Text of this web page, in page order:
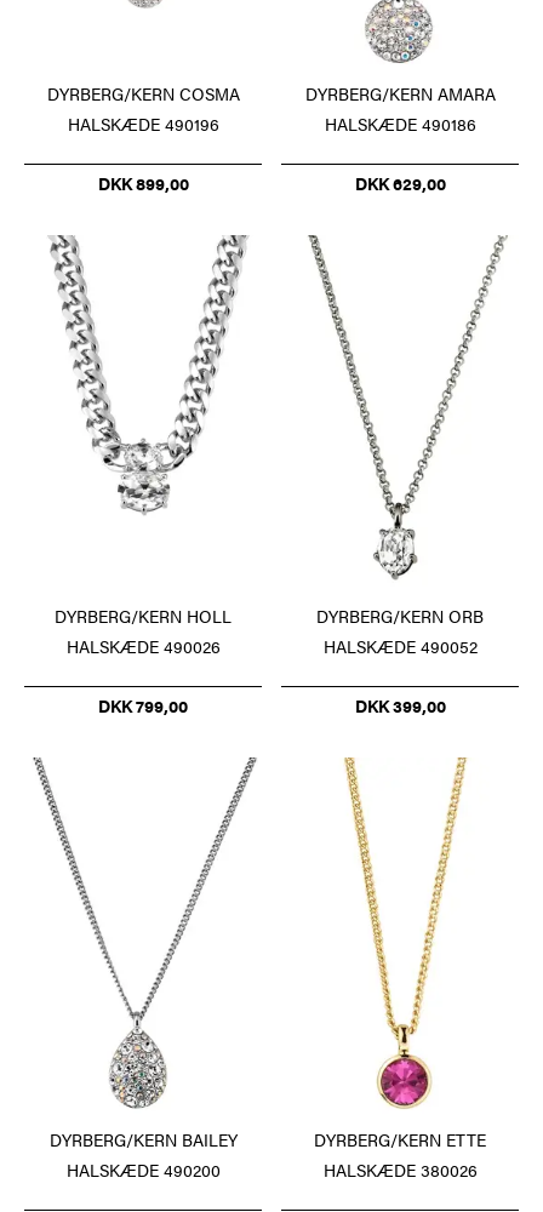
DYRBERG/KERN COSMA
HALSKÆDE 490196
DKK 899,00
DYRBERG/KERN AMARA
HALSKÆDE 490186
DKK 629,00
DYRBERG/KERN HOLL
HALSKÆDE 490026
DKK 799,00
DYRBERG/KERN ORB
HALSKÆDE 490052
DKK 399,00
DYRBERG/KERN BAILEY
HALSKÆDE 490200
DYRBERG/KERN ETTE
HALSKÆDE 380026